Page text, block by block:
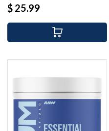
Precio
$ 25.99